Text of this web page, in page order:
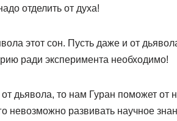
отделить от духа!
этот сон. Пусть даже и от
ради эксперимента необходимо!
дьявола, то нам Гуран поможет от
невозможно развивать научное